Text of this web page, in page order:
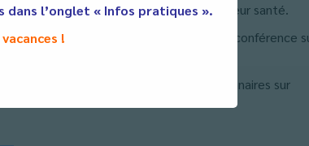
l’onglet « Infos pratiques ».
!
à sensibiliser les jeunes pour protéger leur santé.
des ateliers diététiques ainsi qu’à une conférence
: courses en relais et questionnaires sur